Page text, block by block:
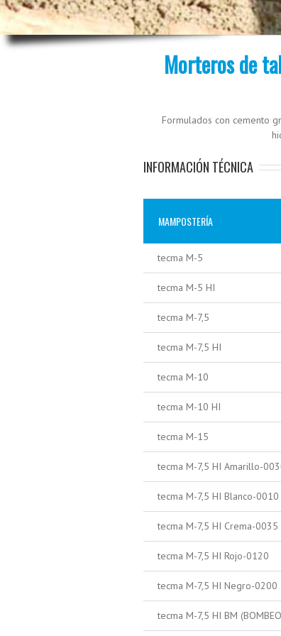
Morteros de
Formulados con cemento
INFORMACIÓN TÉCNICA
MAMPOSTERÍA
tecma M-5
tecma M-5 HI
tecma M-7,5
tecma M-7,5 HI
tecma M-10
tecma M-10 HI
tecma M-15
tecma M-7,5 HI Amarillo-
tecma M-7,5 HI Blanco-0010
tecma M-7,5 HI Crema-0035
tecma M-7,5 HI Rojo-0120
tecma M-7,5 HI Negro-0200
tecma M-7,5 HI BM